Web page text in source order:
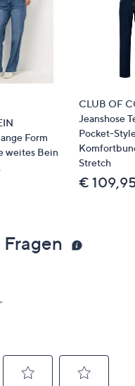
Form
weites Bein
CLUB OF
Jeanshose
Pocket-
Stretch
€